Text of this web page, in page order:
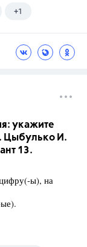
+1
укажите
Цыбулько И.
13.
цифру(-ы), на